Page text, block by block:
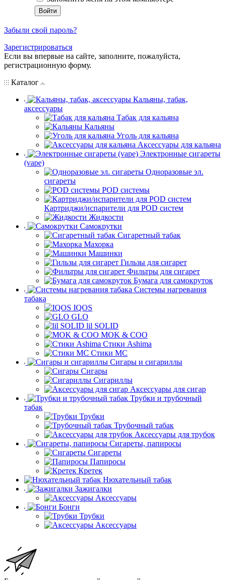
Забыли свой пароль?
Зарегистрироваться
Если вы впервые на сайте, заполните, пожалуйста,
регистрационную форму.
Каталог
Кальяны, табак,
аксессуары
Табак для кальяна
Кальяны
Уголь для кальяна
Аксессуары для кальяна
Электронные сигареты
(vape)
Одноразовые эл.
сигареты
POD системы
Картриджи/испарители для POD систем
Жидкости
Самокрутки
Сигаретный табак
Махорка
Машинки
Гильзы для сигарет
Фильтры для сигарет
Бумага для самокруток
Системы нагревания
табака
IQOS
GLO
lil SOLID
MOK & COO
Стики Ashima
Стики MC
Сигары и сигариллы
Сигары
Сигариллы
Аксессуары для сигар
Трубки и трубочный
табак
Трубки
Трубочный табак
Аксессуары для трубок
Сигареты, папиросы
Сигареты
Папиросы
Кретек
Нюхательный табак
Зажигалки
Аксессуары
Бонги
Трубки
Аксессуары